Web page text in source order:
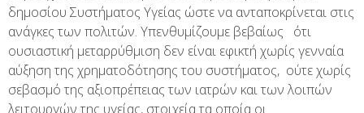
δημοσίου Συστήματος Υγείας ώστε να ανταποκρίνεται στις
ανάγκες των πολιτών. Υπενθυμίζουμε βεβαίως ότι
ουσιαστική μεταρρύθμιση δεν είναι εφικτή χωρίς γενναία
αύξηση της χρηματοδότησης του συστήματος, ούτε χωρίς
σεβασμό της αξιοπρέπειας των ιατρών και των λοιπών
λειτουργών της υγείας, στοιχεία τα οποία οι